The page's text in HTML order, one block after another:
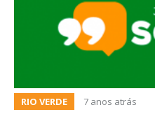
RIO VERDE 7 anos atrás